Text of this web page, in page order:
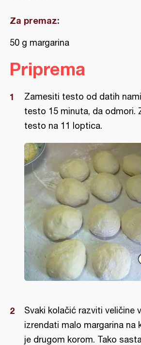
Za premaz:
50 g margarina
Priprema
Zamesiti testo od datih
testo 15 minuta, da odmori.
testo na 11 loptica.
Svaki kolačić razviti veličine
izrendati malo margarina na
je drugom korom. Tako